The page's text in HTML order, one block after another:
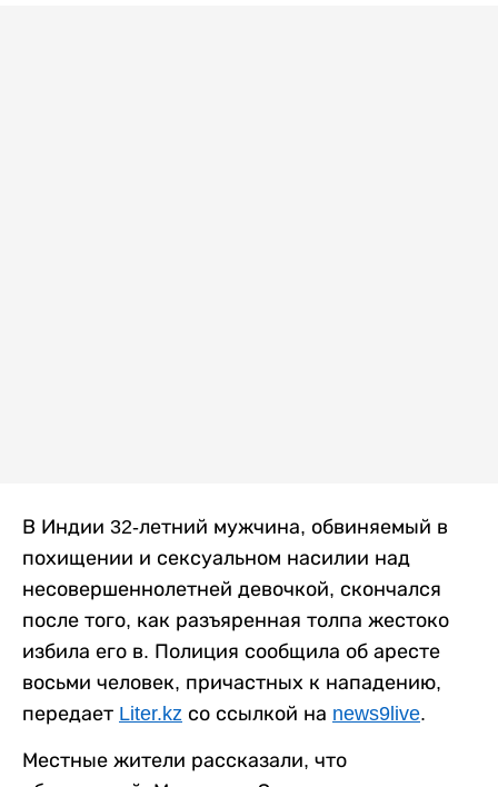
В Индии 32-летний мужчина, обвиняемый в
похищении и сексуальном насилии над
несовершеннолетней девочкой, скончался
после того, как разъяренная толпа жестоко
избила его в. Полиция сообщила об аресте
восьми человек, причастных к нападению,
передает Liter.kz со ссылкой на news9live.
Местные жители рассказали, что